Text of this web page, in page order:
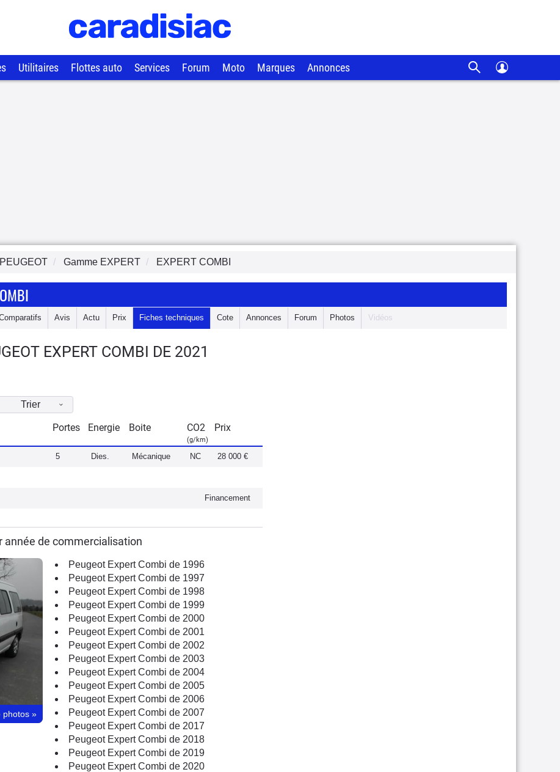
Utilitaires Flottes auto Services Forum Moto Marques Annonces
PEUGEOT Gamme EXPERT EXPERT COMBI
Avis Actu Prix Fiches techniques Cote Annonces Forum Photos Vidéos
EXPERT COMBI DE 2021
Trier
Portes Energie Boite CO2
(g/km)
Prix
5 Dies. Mécanique NC 28 000 €
Financement
année de commercialisation
photos »
Peugeot Expert Combi de 1996
Peugeot Expert Combi de 1997
Peugeot Expert Combi de 1998
Peugeot Expert Combi de 1999
Peugeot Expert Combi de 2000
Peugeot Expert Combi de 2001
Peugeot Expert Combi de 2002
Peugeot Expert Combi de 2003
Peugeot Expert Combi de 2004
Peugeot Expert Combi de 2005
Peugeot Expert Combi de 2006
Peugeot Expert Combi de 2007
Peugeot Expert Combi de 2017
Peugeot Expert Combi de 2018
Peugeot Expert Combi de 2019
Peugeot Expert Combi de 2020